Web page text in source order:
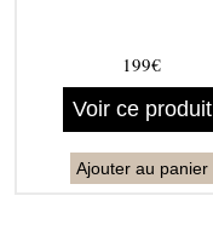
199€
Voir ce produit
Ajouter au panier